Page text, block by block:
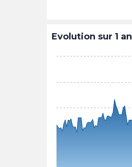
Evolution sur 1 an